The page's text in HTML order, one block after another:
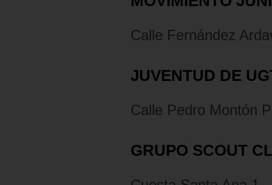
Calle Fernández
JUVENTUD DE
Calle Pedro Montón
GRUPO SCOUT